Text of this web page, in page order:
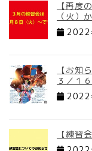
【再度
（火）
2022
【お知
３／１
2022
【練習